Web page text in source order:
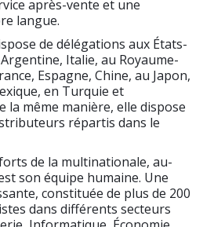
après-vente et une
langue.
de délégations aux États-
Italie, au Royaume-
Espagne, Chine, au Japon,
en Turquie et
la même manière, elle dispose
répartis dans le
de la multinationale, au-
son équipe humaine. Une
constituée de plus de 200
dans différents secteurs